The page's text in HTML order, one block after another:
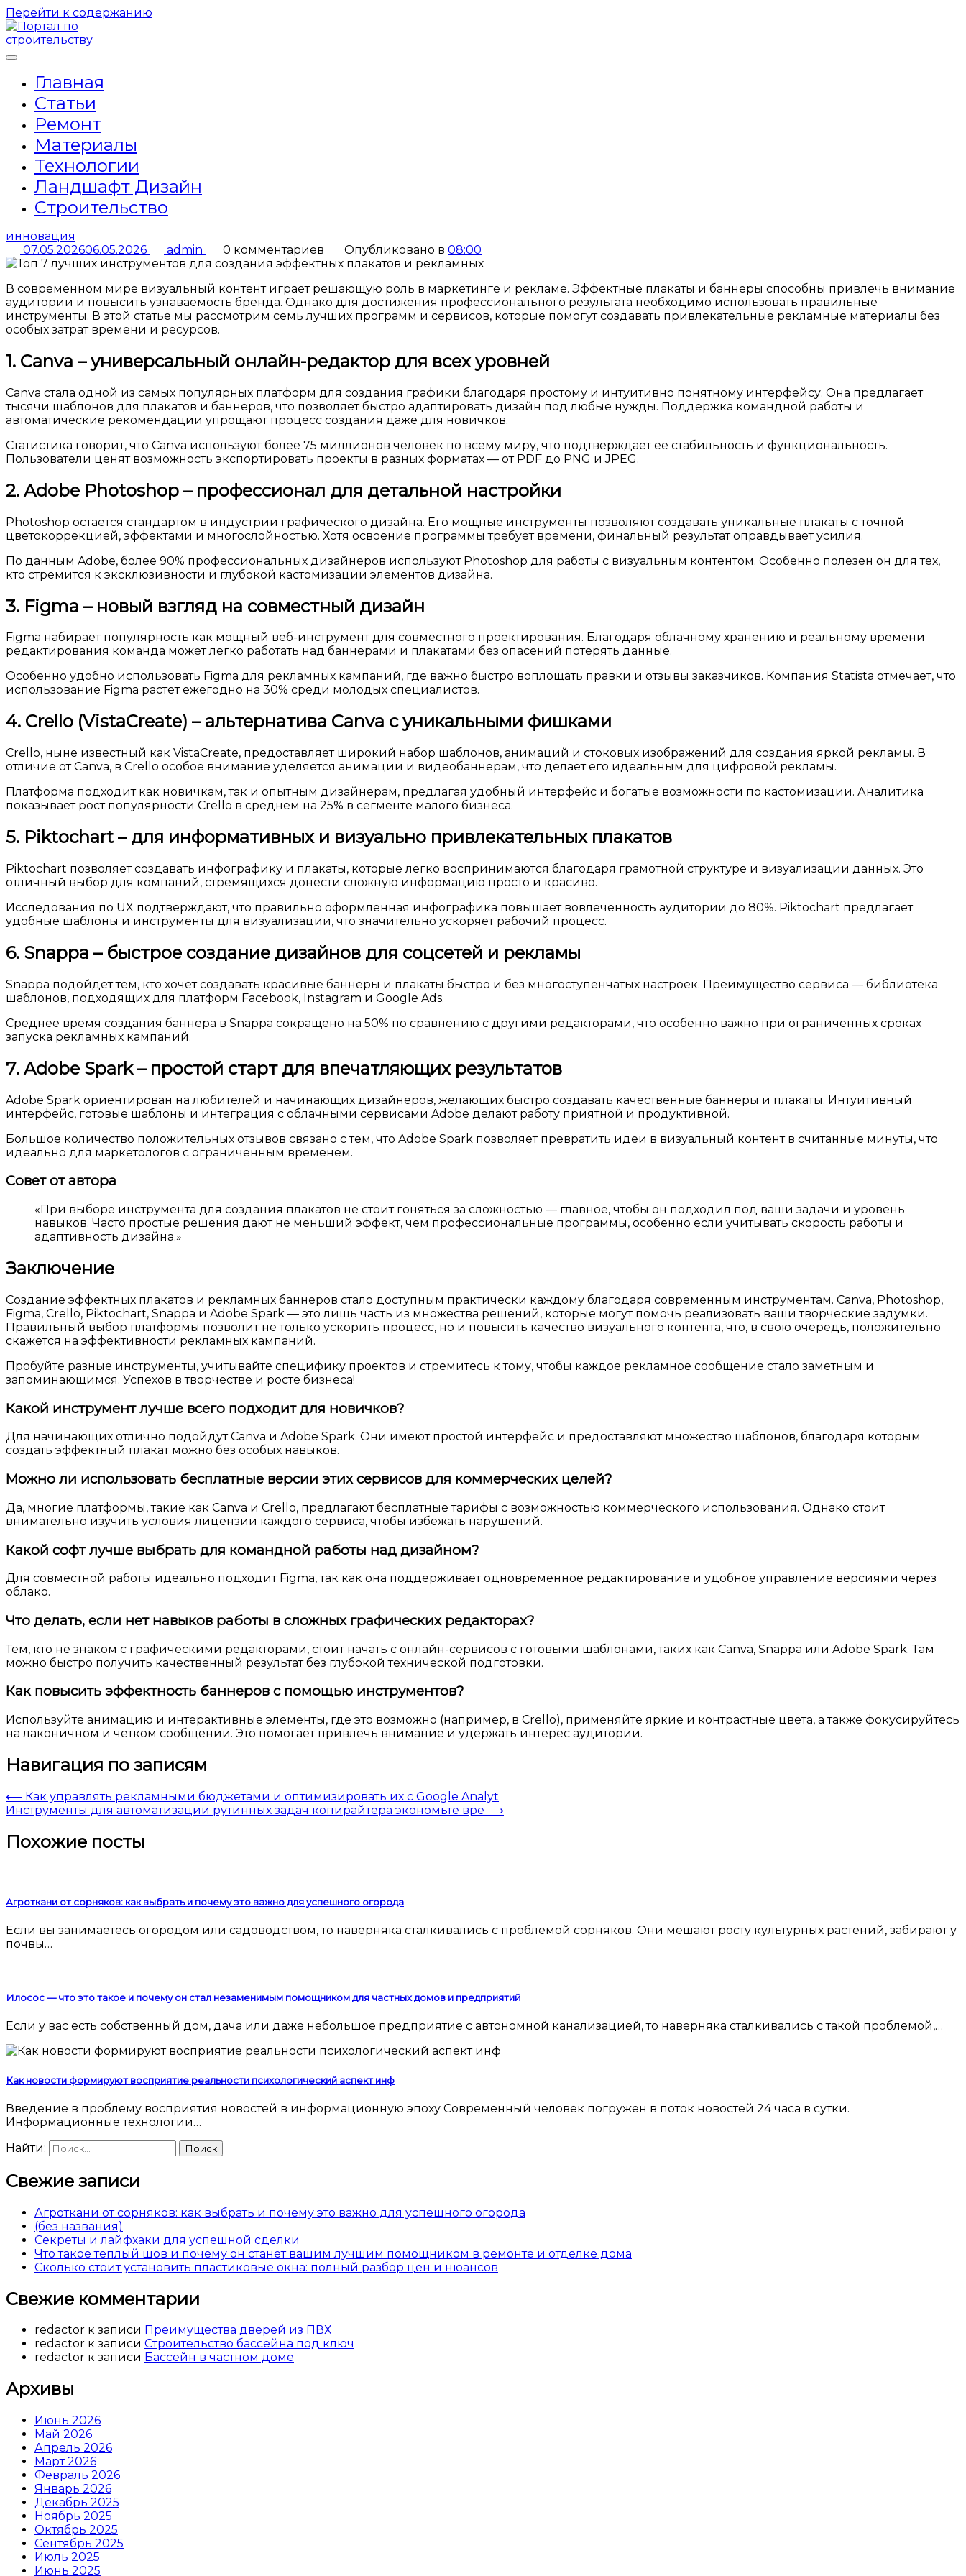
Перейти к содержанию
Главная
Статьи
Ремонт
Материалы
Технологии
Ландшафт Дизайн
Строительство
инновация
07.05.202606.05.2026 admin 0 комментариев Опубликовано в 08:00
В современном мире визуальный контент играет решающую роль в маркетинге и рекламе. Эффектные плакаты и баннеры способны привлечь внимание
аудитории и повысить узнаваемость бренда. Однако для достижения профессионального результата необходимо использовать правильные
инструменты. В этой статье мы рассмотрим семь лучших программ и сервисов, которые помогут создавать привлекательные рекламные материалы без
особых затрат времени и ресурсов.
1. Canva – универсальный онлайн-редактор для всех уровней
Canva стала одной из самых популярных платформ для создания графики благодаря простому и интуитивно понятному интерфейсу. Она предлагает
тысячи шаблонов для плакатов и баннеров, что позволяет быстро адаптировать дизайн под любые нужды. Поддержка командной работы и
автоматические рекомендации упрощают процесс создания даже для новичков.
Статистика говорит, что Canva используют более 75 миллионов человек по всему миру, что подтверждает ее стабильность и функциональность.
Пользователи ценят возможность экспортировать проекты в разных форматах — от PDF до PNG и JPEG.
2. Adobe Photoshop – профессионал для детальной настройки
Photoshop остается стандартом в индустрии графического дизайна. Его мощные инструменты позволяют создавать уникальные плакаты с точной
цветокоррекцией, эффектами и многослойностью. Хотя освоение программы требует времени, финальный результат оправдывает усилия.
По данным Adobe, более 90% профессиональных дизайнеров используют Photoshop для работы с визуальным контентом. Особенно полезен он для тех,
кто стремится к эксклюзивности и глубокой кастомизации элементов дизайна.
3. Figma – новый взгляд на совместный дизайн
Figma набирает популярность как мощный веб-инструмент для совместного проектирования. Благодаря облачному хранению и реальному времени
редактирования команда может легко работать над баннерами и плакатами без опасений потерять данные.
Особенно удобно использовать Figma для рекламных кампаний, где важно быстро воплощать правки и отзывы заказчиков. Компания Statista отмечает, что
использование Figma растет ежегодно на 30% среди молодых специалистов.
4. Crello (VistaCreate) – альтернатива Canva с уникальными фишками
Crello, ныне известный как VistaCreate, предоставляет широкий набор шаблонов, анимаций и стоковых изображений для создания яркой рекламы. В
отличие от Canva, в Crello особое внимание уделяется анимации и видеобаннерам, что делает его идеальным для цифровой рекламы.
Платформа подходит как новичкам, так и опытным дизайнерам, предлагая удобный интерфейс и богатые возможности по кастомизации. Аналитика
показывает рост популярности Crello в среднем на 25% в сегменте малого бизнеса.
5. Piktochart – для информативных и визуально привлекательных плакатов
Piktochart позволяет создавать инфографику и плакаты, которые легко воспринимаются благодаря грамотной структуре и визуализации данных. Это
отличный выбор для компаний, стремящихся донести сложную информацию просто и красиво.
Исследования по UX подтверждают, что правильно оформленная инфографика повышает вовлеченность аудитории до 80%. Piktochart предлагает
удобные шаблоны и инструменты для визуализации, что значительно ускоряет рабочий процесс.
6. Snappa – быстрое создание дизайнов для соцсетей и рекламы
Snappa подойдет тем, кто хочет создавать красивые баннеры и плакаты быстро и без многоступенчатых настроек. Преимущество сервиса — библиотека
шаблонов, подходящих для платформ Facebook, Instagram и Google Ads.
Среднее время создания баннера в Snappa сокращено на 50% по сравнению с другими редакторами, что особенно важно при ограниченных сроках
запуска рекламных кампаний.
7. Adobe Spark – простой старт для впечатляющих результатов
Adobe Spark ориентирован на любителей и начинающих дизайнеров, желающих быстро создавать качественные баннеры и плакаты. Интуитивный
интерфейс, готовые шаблоны и интеграция с облачными сервисами Adobe делают работу приятной и продуктивной.
Большое количество положительных отзывов связано с тем, что Adobe Spark позволяет превратить идеи в визуальный контент в считанные минуты, что
идеально для маркетологов с ограниченным временем.
Совет от автора
«При выборе инструмента для создания плакатов не стоит гоняться за сложностью — главное, чтобы он подходил под ваши задачи и уровень
навыков. Часто простые решения дают не меньший эффект, чем профессиональные программы, особенно если учитывать скорость работы и
адаптивность дизайна.»
Заключение
Создание эффектных плакатов и рекламных баннеров стало доступным практически каждому благодаря современным инструментам. Canva, Photoshop,
Figma, Crello, Piktochart, Snappa и Adobe Spark — это лишь часть из множества решений, которые могут помочь реализовать ваши творческие задумки.
Правильный выбор платформы позволит не только ускорить процесс, но и повысить качество визуального контента, что, в свою очередь, положительно
скажется на эффективности рекламных кампаний.
Пробуйте разные инструменты, учитывайте специфику проектов и стремитесь к тому, чтобы каждое рекламное сообщение стало заметным и
запоминающимся. Успехов в творчестве и росте бизнеса!
Какой инструмент лучше всего подходит для новичков?
Для начинающих отлично подойдут Canva и Adobe Spark. Они имеют простой интерфейс и предоставляют множество шаблонов, благодаря которым
создать эффектный плакат можно без особых навыков.
Можно ли использовать бесплатные версии этих сервисов для коммерческих целей?
Да, многие платформы, такие как Canva и Crello, предлагают бесплатные тарифы с возможностью коммерческого использования. Однако стоит
внимательно изучить условия лицензии каждого сервиса, чтобы избежать нарушений.
Какой софт лучше выбрать для командной работы над дизайном?
Для совместной работы идеально подходит Figma, так как она поддерживает одновременное редактирование и удобное управление версиями через
облако.
Что делать, если нет навыков работы в сложных графических редакторах?
Тем, кто не знаком с графическими редакторами, стоит начать с онлайн-сервисов с готовыми шаблонами, таких как Canva, Snappa или Adobe Spark. Там
можно быстро получить качественный результат без глубокой технической подготовки.
Как повысить эффектность баннеров с помощью инструментов?
Используйте анимацию и интерактивные элементы, где это возможно (например, в Crello), применяйте яркие и контрастные цвета, а также фокусируйтесь
на лаконичном и четком сообщении. Это помогает привлечь внимание и удержать интерес аудитории.
Навигация по записям
⟵ Как управлять рекламными бюджетами и оптимизировать их с Google Analyt
Инструменты для автоматизации рутинных задач копирайтера экономьте вре ⟶
Похожие посты
Агроткани от сорняков: как выбрать и почему это важно для успешного огорода
Если вы занимаетесь огородом или садоводством, то наверняка сталкивались с проблемой сорняков. Они мешают росту культурных растений, забирают у
почвы…
Илосос — что это такое и почему он стал незаменимым помощником для частных домов и предприятий
Если у вас есть собственный дом, дача или даже небольшое предприятие с автономной канализацией, то наверняка сталкивались с такой проблемой,…
Как новости формируют восприятие реальности психологический аспект инф
Введение в проблему восприятия новостей в информационную эпоху Современный человек погружен в поток новостей 24 часа в сутки.
Информационные технологии…
Найти:
Свежие записи
Агроткани от сорняков: как выбрать и почему это важно для успешного огорода
(без названия)
Секреты и лайфхаки для успешной сделки
Что такое теплый шов и почему он станет вашим лучшим помощником в ремонте и отделке дома
Сколько стоит установить пластиковые окна: полный разбор цен и нюансов
Свежие комментарии
redactor к записи Преимущества дверей из ПВХ
redactor к записи Строительство бассейна под ключ
redactor к записи Бассейн в частном доме
Архивы
Июнь 2026
Май 2026
Апрель 2026
Март 2026
Февраль 2026
Январь 2026
Декабрь 2025
Ноябрь 2025
Октябрь 2025
Сентябрь 2025
Июль 2025
Июнь 2025